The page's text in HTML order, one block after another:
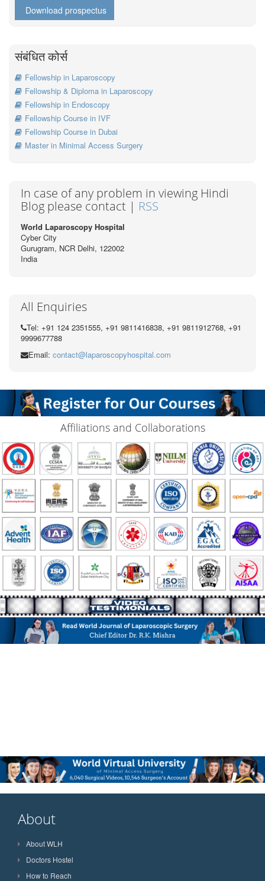
Download prospectus
संबंधित कोर्स
Fellowship in Laparoscopy
Fellowship & Diploma in Laparoscopy
Fellowship in Endoscopy
Fellowship Course in IVF
Fellowship Course in Dubai
Master in Minimal Access Surgery
In case of any problem in viewing Hindi
Blog please contact | RSS
World Laparoscopy Hospital
Cyber City
Gurugram, NCR Delhi, 122002
India
All Enquiries
Tel: +91 124 2351555, +91 9811416838, +91 9811912768, +91
9999677788
Email: contact@laparoscopyhospital.com
Affiliations and Collaborations
About
About WLH
Doctors Hostel
How to Reach